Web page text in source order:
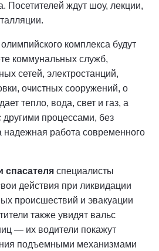
Посетителей ждут шоу, лекции,
комплекса будут
коммунальных служб,
сетей, электростанций,
очистных сооружений, о
тепло, вода, свет и газ, а
другими процессами, без
надежная работа современного
спасателя специалисты
действия при ликвидации
происшествий и эвакуации
также увидят вальс
— их водители покажут
подъемными механизмами